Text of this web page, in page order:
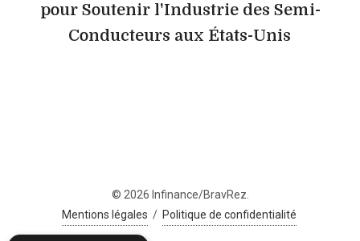
pour Soutenir l'Industrie des Semi-
Conducteurs aux États-Unis
© 2026 Infinance/BravRez.
Mentions légales / Politique de confidentialité